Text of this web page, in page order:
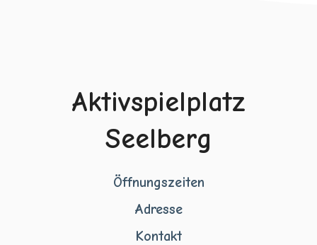
Aktivspielplatz
Seelberg
Öffnungszeiten
Adresse
Kontakt